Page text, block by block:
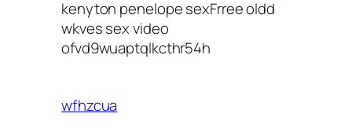
kenyton penelope sexFrree oldd
wkves sex video
ofvd9wuaptqlkcthr54h
wfhzcua